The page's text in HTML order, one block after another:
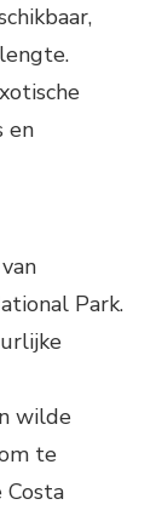
en
Park.
wilde
te
Costa